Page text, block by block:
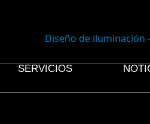
Diseño de
SERVICIOS